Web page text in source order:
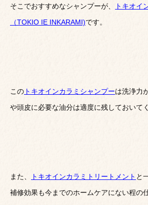
そこでおすすめなシャンプーが、
トキオイ
（TOKIO IE INKARAMI)です。
この トキオインカラミシャンプーは洗浄力
や頭皮に必要な油分は適度に残しておいて
また、 トキオインカラミトリートメント と
補修効果も今までのホームケアにない程の